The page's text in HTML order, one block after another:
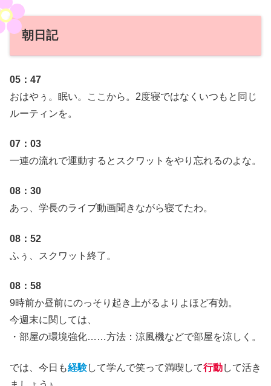
朝日記
05：47
おはやぅ。眠い。ここから。2度寝ではなくいつもと同じ
ルーティンを。
07：03
一連の流れで運動するとスクワットをやり忘れるのよな。
08：30
あっ、学長のライブ動画聞きながら寝てたわ。
08：52
ふぅ、スクワット終了。
08：58
9時前か昼前にのっそり起き上がるよりよほど有効。
今週末に関しては、
・部屋の環境強化……方法：涼風機などで部屋を涼しく。
では、今日も経験して学んで笑って満喫して行動して活き